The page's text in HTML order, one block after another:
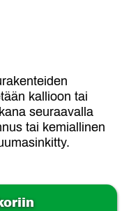
kallioon tai
seuraavalla
tai kemiallinen